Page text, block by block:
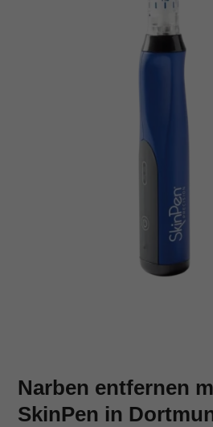
Narben entfernen
SkinPen in